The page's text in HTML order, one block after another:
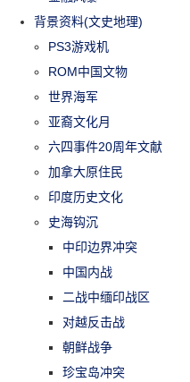
背景资料(文史地理)
PS3游戏机
ROM中国文物
世界海军
亚裔文化月
六四事件20周年文献
加拿大原住民
印度历史文化
史海钩沉
中印边界冲突
中国内战
二战中缅印战区
对越反击战
朝鲜战争
珍宝岛冲突